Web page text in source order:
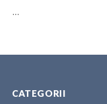
…
CATEGORII